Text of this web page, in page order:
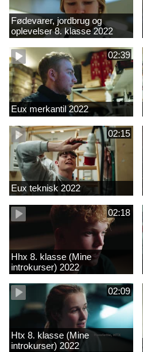
Fødevarer, jordbrug og
oplevelser 8. klasse 2022
02:39
Eux merkantil 2022
02:15
Eux teknisk 2022
02:18
Hhx 8. klasse (Mine
introkurser) 2022
02:09
Htx 8. klasse (Mine
introkurser) 2022